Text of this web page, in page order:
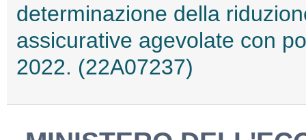
determinazione della
assicurative agevolate con
2022. (22A07237)